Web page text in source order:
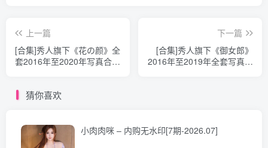
[波萝社] 2015.04.30 Vol.018 许文婷Regina
[波萝社] 2015.04.29 Vol.017 柳侑绮Sevenbaby
[波萝社] 2015.04.27 Vol.016 AngelaLee李玲
[波萝社] 2015.04.24 Vol.015 Monkey 小潘鼠
[波萝社] 2015.04.21 Vol.013 朵比dobby
[波萝社] 2015.04.17 vol.012 模特合集
上一篇
[合集]秀人旗下《花の颜》全
套2016年至2020年写真合集
下一篇
[合集]秀人旗下《御女郎》
2016年至2019年全套写真合
猜你喜欢
小肉肉咪 – 内购无水印[7期-2026.07]